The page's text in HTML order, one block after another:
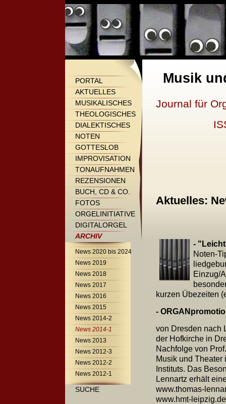
Musik
PORTAL
AKTUELLES
MUSIKALISCHES
THEOLOGISCHES
DIALEKTISCHES
NOTEN
GOTTESLOB
IMPROVISATION
TONAUFNAHMEN
REZENSIONEN
BUCH, CD & CO.
FOTOS
ORGELINITIATIVE
DIGITALORGEL
ARCHIV
News 2020 bis 2024
News 2019
News 2018
News 2017
News 2016
News 2015
News 2014-2
News 2014-1
News 2013
News 2012-3
News 2012-2
News 2012-1
SUCHE
Journal für
Aktuelles:
-
Noten-
Einzug/
kurzen Übezeiten
-
von Dresden nach
der Hofkirche in
Nachfolge von
Musik und
Instituts. Das
Lennartz erhält
www.thomas-
www.hmt-leipzig.de